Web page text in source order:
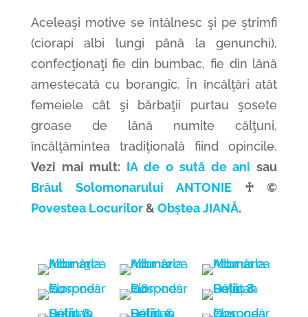
Aceleaşi motive se întâlnesc şi pe ştrimfi
(ciorapi albi lungi până la genunchi),
confecţionaţi fie din bumbac, fie din lână
amestecată cu borangic. În încălţări atât
femeiele cât şi bărbaţii purtau şosete
groase de lână numite călţuni,
încălţămintea tradiţională fiind opincile.
Vezi mai mult: IA de o sută de ani sau
Brâul Solomonarului ANTONIE ♰ ©
Povestea Locurilor&Obștea JIANĂ.